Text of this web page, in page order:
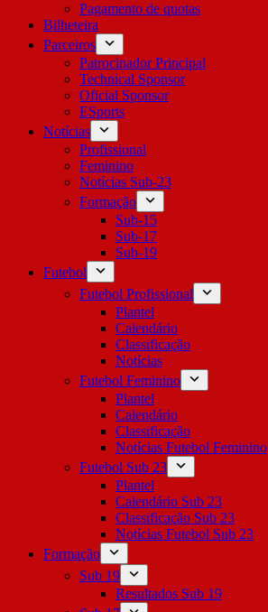
Pagamento de quotas
Bilheteira
Parceiros
Patrocinador Principal
Technical Sponsor
Oficial Sponsor
ESports
Notícias
Profissional
Feminino
Notícias Sub-23
Formação
Sub-15
Sub-17
Sub-19
Futebol
Futebol Profissional
Plantel
Calendário
Classificação
Notícias
Futebol Feminino
Plantel
Calendário
Classificação
Notícias Futebol Feminino
Futebol Sub 23
Plantel
Calendário Sub 23
Classificação Sub 23
Notícias Futebol Sub 23
Formação
Sub 19
Resultados Sub 19